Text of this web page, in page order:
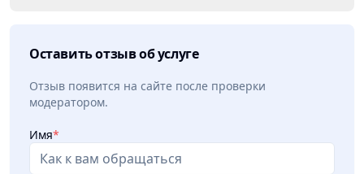
Оставить отзыв об услуге
Отзыв появится на сайте после проверки
модератором.
Имя*